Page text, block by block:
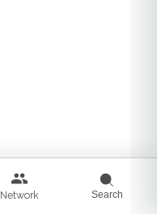
Network Search